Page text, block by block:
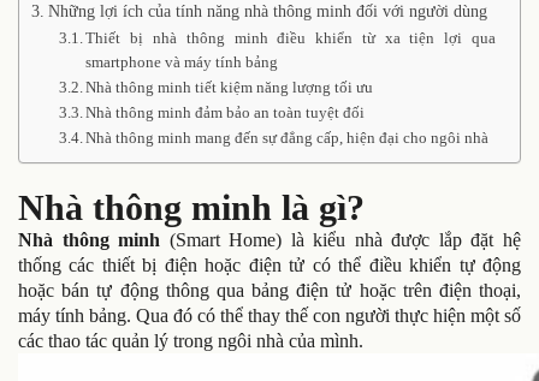
Những lợi ích của tính năng nhà thông minh đối với người dùng
Thiết bị nhà thông minh điều khiển từ xa tiện lợi qua
smartphone và máy tính bảng
Nhà thông minh tiết kiệm năng lượng tối ưu
Nhà thông minh đảm bảo an toàn tuyệt đối
Nhà thông minh mang đến sự đẳng cấp, hiện đại cho ngôi nhà
Nhà thông minh là gì?
Nhà thông minh (Smart Home) là kiểu nhà được lắp đặt hệ
thống các thiết bị điện hoặc điện tử có thể điều khiển tự động
hoặc bán tự động thông qua bảng điện tử hoặc trên điện thoại,
máy tính bảng. Qua đó có thể thay thế con người thực hiện một số
các thao tác quản lý trong ngôi nhà của mình.